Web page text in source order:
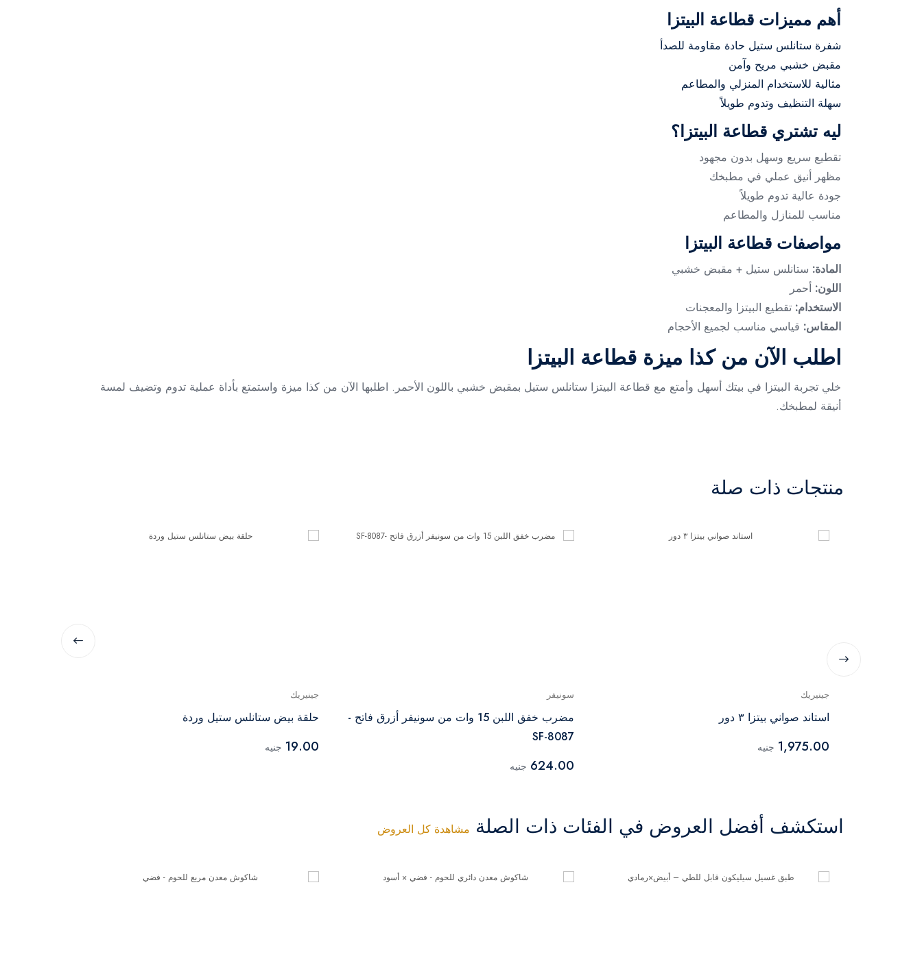
أهم مميزات قطاعة البيتزا
شفرة ستانلس ستيل حادة مقاومة للصدأ
مقبض خشبي مريح وآمن
مثالية للاستخدام المنزلي والمطاعم
سهلة التنظيف وتدوم طويلاً
ليه تشتري قطاعة البيتزا؟
تقطيع سريع وسهل بدون مجهود
مظهر أنيق عملي في مطبخك
جودة عالية تدوم طويلاً
مناسب للمنازل والمطاعم
مواصفات قطاعة البيتزا
المادة: ستانلس ستيل + مقبض خشبي
اللون: أحمر
الاستخدام: تقطيع البيتزا والمعجنات
المقاس: قياسي مناسب لجميع الأحجام
اطلب الآن من كذا ميزة قطاعة البيتزا
خلي تجربة البيتزا في بيتك أسهل وأمتع مع قطاعة البيتزا ستانلس ستيل بمقبض خشبي باللون الأحمر. اطلبها الآن من كذا ميزة واستمتع بأداة عملية تدوم وتضيف لمسة
أنيقة لمطبخك.
منتجات ذات صلة
جينيريك
استاند صواني بيتزا ٣ دور
1,975.00 جنيه
سونيفر
مضرب خفق اللبن 15 وات من سونيفر أزرق فاتح -
SF-8087
624.00 جنيه
جينيريك
حلقة بيض ستانلس ستيل وردة
19.00 جنيه
استكشف أفضل العروض في الفئات ذات الصلة مشاهدة كل العروض